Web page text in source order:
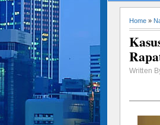
Home »
Written